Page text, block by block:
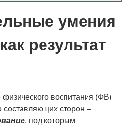
умения
результат
воспитания (ФВ)
состав­ляющих сторон –
, под которым